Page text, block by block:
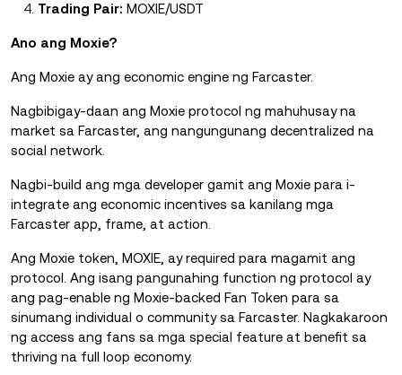
Trading Pair: MOXIE/USDT
Ano ang Moxie?
Ang Moxie ay ang economic engine ng Farcaster.
Nagbibigay-daan ang Moxie protocol ng mahuhusay na
market sa Farcaster, ang nangungunang decentralized na
social network.
Nagbi-build ang mga developer gamit ang Moxie para i-
integrate ang economic incentives sa kanilang mga
Farcaster app, frame, at action.
Ang Moxie token, MOXIE, ay required para magamit ang
protocol. Ang isang pangunahing function ng protocol ay
ang pag-enable ng Moxie-backed Fan Token para sa
sinumang individual o community sa Farcaster. Nagkakaroon
ng access ang fans sa mga special feature at benefit sa
thriving na full loop economy.